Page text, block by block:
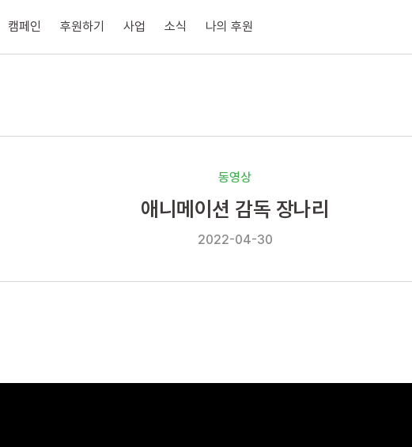
캠페인 후원하기 사업 소식 나의 후원
동영상
애니메이션 감독 장나리
2022-04-30